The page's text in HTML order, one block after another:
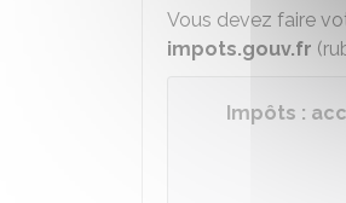
Vous devez faire
impots.gouv.fr
Impôts :